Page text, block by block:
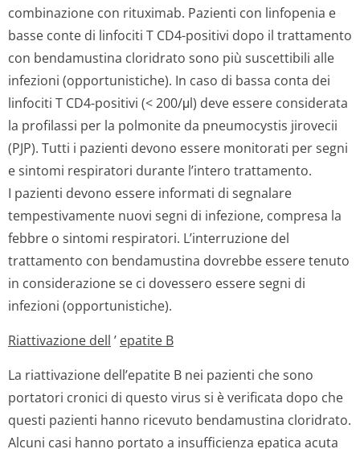
combinazione con rituximab. Pazienti con linfopenia e
basse conte di linfociti T CD4-positivi dopo il trattamento
con bendamustina cloridrato sono più suscettibili alle
infezioni (opportunistiche). In caso di bassa conta dei
linfociti T CD4-positivi (< 200/μl) deve essere considerata
la profilassi per la polmonite da pneumocystis jirovecii
(PJP). Tutti i pazienti devono essere monitorati per segni
e sintomi respiratori durante l’intero trattamento.
I pazienti devono essere informati di segnalare
tempestivamente nuovi segni di infezione, compresa la
febbre o sintomi respiratori. L’interruzione del
trattamento con bendamustina dovrebbe essere tenuto
in considerazione se ci dovessero essere segni di
infezioni (opportunistiche).
Riattivazione dell ’ epatite B
La riattivazione dell’epatite B nei pazienti che sono
portatori cronici di questo virus si è verificata dopo che
questi pazienti hanno ricevuto bendamustina cloridrato.
Alcuni casi hanno portato a insufficienza epatica acuta